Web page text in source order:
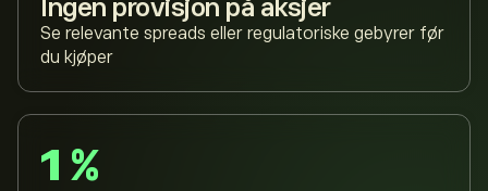
Ingen provisjon på aksjer
Se relevante spreads eller regulatoriske gebyrer før
du kjøper
1 %